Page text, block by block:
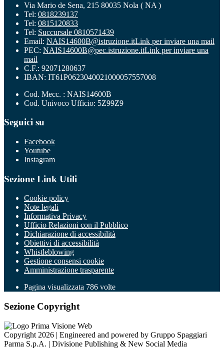
Via Mario de Sena, 215 80035 Nola ( NA )
Tel: 0818239137
Tel: 0815120833
Tel: Succursale 0810571439
Email: NAIS14600B@istruzione.itLink per inviare una mail
PEC: NAIS14600B@pec.istruzione.itLink per inviare una
mail
C.F.: 92071280637
IBAN: IT61P0623040021000057557008
Cod. Mecc. : NAIS14600B
Cod. Univoco Ufficio: 5Z99Z9
Seguici su
Facebook
Youtube
Instagram
Sezione Link Utili
Cookie policy
Note legali
Informativa Privacy
Ufficio Relazioni con il Pubblico
Dichiarazione di accessibilità
Obiettivi di accessibilità
Whistleblowing
Gestione consensi cookie
Amministrazione trasparente
Pagina visualizzata 786 volte
Sezione Copyright
Copyright 2026 | Engineered and powered by Gruppo Spaggiari
Parma S.p.A. | Divisione Publishing & New Social Media